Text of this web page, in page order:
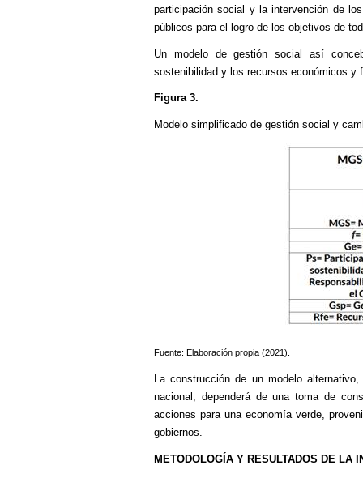
participación social y la intervención de
públicos para el logro de los objetivos de
Un modelo de gestión social así
sostenibilidad y los recursos económicos y
Figura 3.
Modelo simplificado de gestión social y
Fuente: Elaboración propia (2021).
La construcción de un modelo
nacional, dependerá de una toma de
acciones para una economía verde,
gobiernos.
METODOLOGÍA Y RESULTADOS DE LA